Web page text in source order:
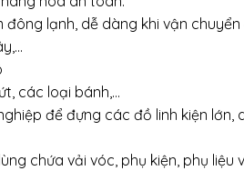
lạnh, dễ dàng khi vận
các loại bánh,…
để đựng các đồ linh kiện lớn,
chứa vải vóc, phụ kiện, phụ liệu